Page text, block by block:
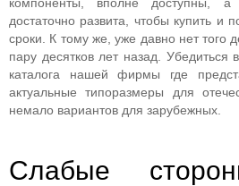
достаточно развита, чтобы купить и
сроки. К тому же, уже давно нет того
пару десятков лет назад.
каталога нашей фирмы где
актуальные типоразмеры для
немало вариантов для зарубежных.
Слабые